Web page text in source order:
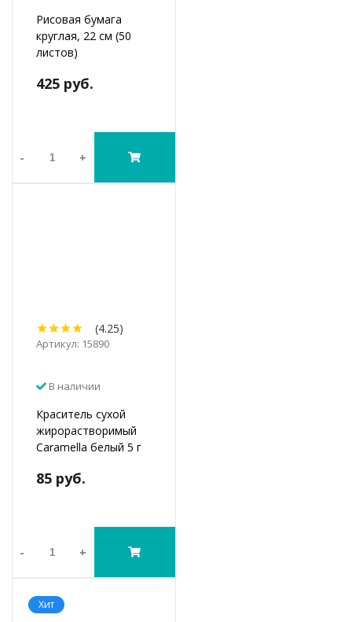
Рисовая бумага
круглая, 22 см (50
листов)
425 руб.
- +
(4.25)
Артикул: 15890
В наличии
Краситель сухой
жирорастворимый
Caramella белый 5 г
85 руб.
- +
Хит